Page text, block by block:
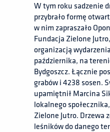
W tym roku sadzenie
przybrało formę
w nim zapraszało
Fundacja Zielone
organizacją
października, na
Bydgoszcz. Łącznie
grabów i 4238 sosen.
upamiętnił Marcina
lokalnego
Zielone Jutro. Drzewa
leśników do danego